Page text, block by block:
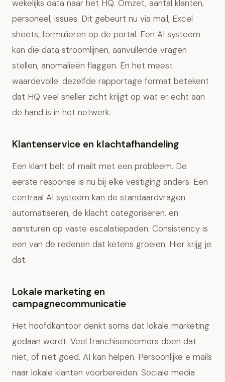
wekelijks data naar het HQ. Omzet, aantal klanten,
personeel, issues. Dit gebeurt nu via mail, Excel
sheets, formulieren op de portal. Een AI systeem
kan die data stroomlijnen, aanvullende vragen
stellen, anomalieën flaggen. En het meest
waardevolle: dezelfde rapportage format betekent
dat HQ veel sneller zicht krijgt op wat er echt aan
de hand is in het netwerk.
Klantenservice en klachtafhandeling
Een klant belt of mailt met een probleem. De
eerste response is nu bij elke vestiging anders. Een
centraal AI systeem kan de standaardvragen
automatiseren, de klacht categoriseren, en
aansturen op vaste escalatiepaden. Consistency is
een van de redenen dat ketens groeien. Hier krijg je
dat.
Lokale marketing en
campagnecommunicatie
Het hoofdkantoor denkt soms dat lokale marketing
gedaan wordt. Veel franchiseneemers doen dat
niet, of niet goed. AI kan helpen. Persoonlijke e mails
naar lokale klanten voorbereiden. Sociale media